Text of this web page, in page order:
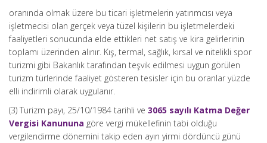
oranında olmak üzere bu ticari işletmelerin yatırımcısı veya
işletmecisi olan gerçek veya tüzel kişilerin bu işletmelerdeki
faaliyetleri sonucunda elde ettikleri net satış ve kira gelirlerinin
toplamı üzerinden alınır. Kış, termal, sağlık, kırsal ve nitelikli spor
turizmi gibi Bakanlık tarafından teşvik edilmesi uygun görülen
turizm türlerinde faaliyet gösteren tesisler için bu oranlar yüzde
elli indirimli olarak uygulanır.
(3) Turizm payı, 25/10/1984 tarihli ve 3065 sayılı Katma Değer
Vergisi Kanununa göre vergi mükellefinin tabi olduğu
vergilendirme dönemini takip eden ayın yirmi dördüncü günü